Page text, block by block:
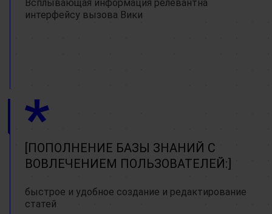
Всплывающая информация релевантна
интерфейсу вызова Вики
ПОПОЛНЕНИЕ БАЗЫ ЗНАНИЙ С
ВОВЛЕЧЕНИЕМ ПОЛЬЗОВАТЕЛЕЙ:
быстрое и удобное создание и редактирование
статей